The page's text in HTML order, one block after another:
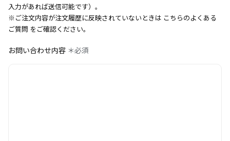
入力があれば送信可能です）。
※ご注文内容が注文履歴に反映されていないときは こちらのよくある
ご質問 をご確認ください。
お問い合わせ内容 ＊必須